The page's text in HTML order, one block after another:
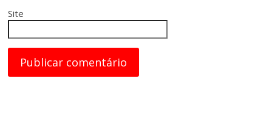
Site